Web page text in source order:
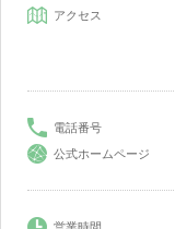
アクセス
電話番号
公式ホームページ